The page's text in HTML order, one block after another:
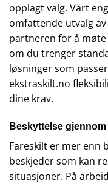
opplagt valg. Vårt
omfattende utvalg
partneren for å
om du trenger
løsninger som
ekstraskilt.no
dine krav.
Beskyttelse
Fareskilt er mer enn
beskjeder som kan
situasjoner. På